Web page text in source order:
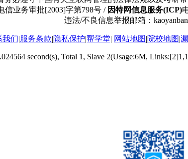
信业务审批[2003]字第798号 / 因特网信息服务(ICP)
违法/不良信息举报邮箱：
我们|服务条款|隐私保护|帮学堂| 网站地图|院校地图|
second(s), Total 1, Slave 2(Usage:6M,